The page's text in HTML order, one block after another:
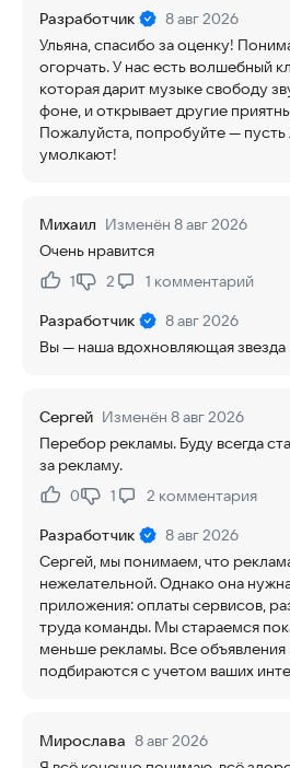
Разработчик
8 авг 2026
Ульяна, спасибо за оценку!
огорчать. У нас есть волшебный
которая дарит музыке свободу
фоне, и открывает другие
Пожалуйста, попробуйте —
умолкают!
Михаил Изменён 8 авг 2026
Очень нравится
Нравится:
1Не нравится:
2 1 комментарий
Разработчик
8 авг 2026
Вы — наша вдохновляющая звезда
Сергей Изменён 8 авг 2026
Перебор рекламы. Буду всегда
за рекламу.
Нравится:
0Не нравится:
1 2 комментария
Разработчик
8 авг 2026
Сергей, мы понимаем, что
нежелательной. Однако она
приложения: оплаты сервисов,
труда команды. Мы стараемся
меньше рекламы. Все
подбираются с учетом ваших
Мирослава 8 авг 2026